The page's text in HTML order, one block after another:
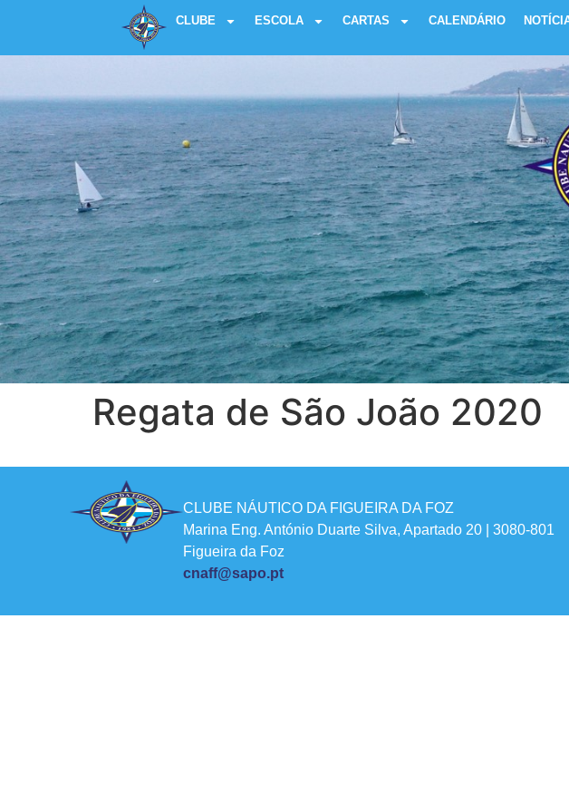
CLUBE ESCOLA CARTAS CALENDÁRIO
Regata de São João 2020
CLUBE NÁUTICO DA FIGUEIRA DA FOZ
Marina Eng. António Duarte Silva, Apartado 20 | 3080-801
Figueira da Foz
cnaff@sapo.pt